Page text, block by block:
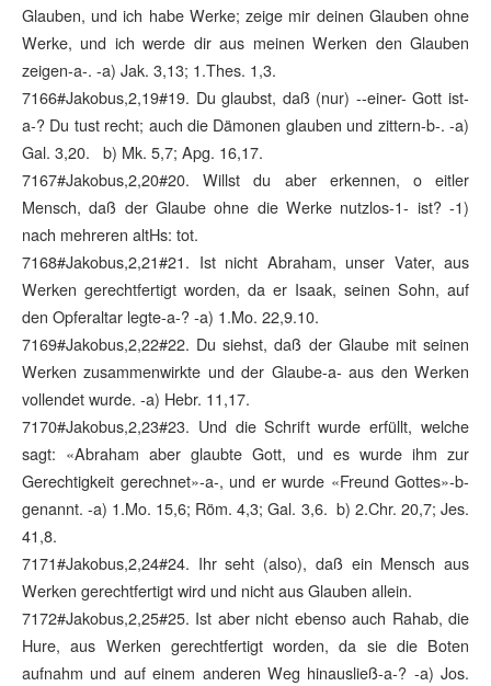
Glauben, und ich habe Werke; zeige mir deinen Glauben ohne
Werke, und ich werde dir aus meinen Werken den Glauben
zeigen-a-. -a) Jak. 3,13; 1.Thes. 1,3.
7166#Jakobus,2,19#19. Du glaubst, daß (nur) --einer- Gott ist-
a-? Du tust recht; auch die Dämonen glauben und zittern-b-. -a)
Gal. 3,20. b) Mk. 5,7; Apg. 16,17.
7167#Jakobus,2,20#20. Willst du aber erkennen, o eitler
Mensch, daß der Glaube ohne die Werke nutzlos-1- ist? -1)
nach mehreren altHs: tot.
7168#Jakobus,2,21#21. Ist nicht Abraham, unser Vater, aus
Werken gerechtfertigt worden, da er Isaak, seinen Sohn, auf
den Opferaltar legte-a-? -a) 1.Mo. 22,9.10.
7169#Jakobus,2,22#22. Du siehst, daß der Glaube mit seinen
Werken zusammenwirkte und der Glaube-a- aus den Werken
vollendet wurde. -a) Hebr. 11,17.
7170#Jakobus,2,23#23. Und die Schrift wurde erfüllt, welche
sagt: «Abraham aber glaubte Gott, und es wurde ihm zur
Gerechtigkeit gerechnet»-a-, und er wurde «Freund Gottes»-b-
genannt. -a) 1.Mo. 15,6; Röm. 4,3; Gal. 3,6. b) 2.Chr. 20,7; Jes.
41,8.
7171#Jakobus,2,24#24. Ihr seht (also), daß ein Mensch aus
Werken gerechtfertigt wird und nicht aus Glauben allein.
7172#Jakobus,2,25#25. Ist aber nicht ebenso auch Rahab, die
Hure, aus Werken gerechtfertigt worden, da sie die Boten
aufnahm und auf einem anderen Weg hinausließ-a-? -a) Jos.